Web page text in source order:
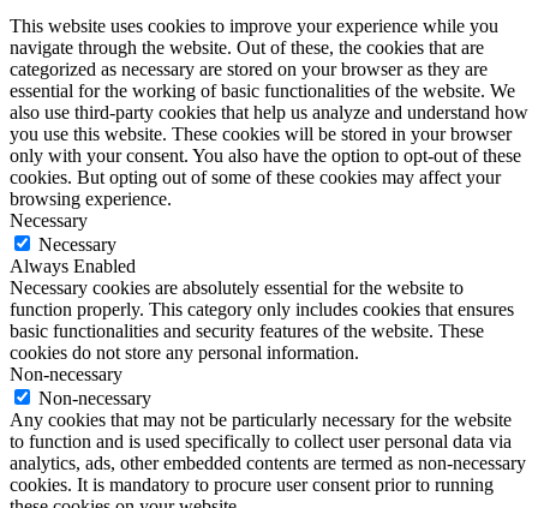
This website uses cookies to improve your experience while you
navigate through the website. Out of these, the cookies that are
categorized as necessary are stored on your browser as they are
essential for the working of basic functionalities of the website. We
also use third-party cookies that help us analyze and understand how
you use this website. These cookies will be stored in your browser
only with your consent. You also have the option to opt-out of these
cookies. But opting out of some of these cookies may affect your
browsing experience.
Necessary
Necessary
Always Enabled
Necessary cookies are absolutely essential for the website to
function properly. This category only includes cookies that ensures
basic functionalities and security features of the website. These
cookies do not store any personal information.
Non-necessary
Non-necessary
Any cookies that may not be particularly necessary for the website
to function and is used specifically to collect user personal data via
analytics, ads, other embedded contents are termed as non-necessary
cookies. It is mandatory to procure user consent prior to running